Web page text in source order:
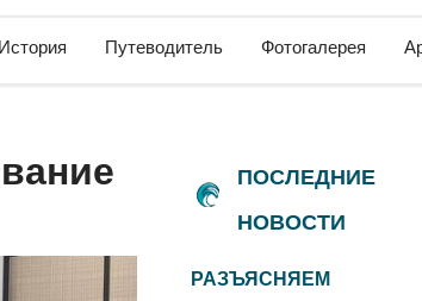
История Путеводитель Фотогалерея
ПОСЛЕДНИЕ
НОВОСТИ
РАЗЪЯСНЯЕМ